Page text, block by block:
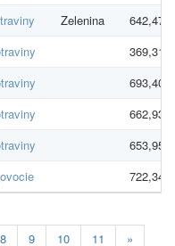
Zelenina
642,47 €
369,31 €
693,40 €
662,93 €
653,95 €
722,34 €
8 9 10 11 »